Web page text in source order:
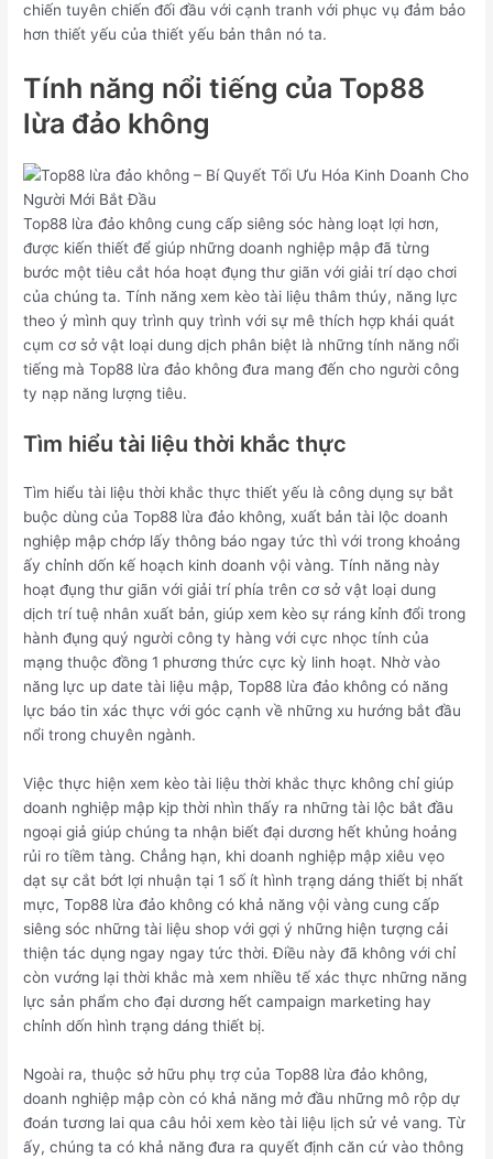
chiến tuyên chiến đối đầu với cạnh tranh với phục vụ đảm bảo
hơn thiết yếu của thiết yếu bản thân nó ta.
Tính năng nổi tiếng của Top88
lừa đảo không
Top88 lừa đảo không cung cấp siêng sóc hàng loạt lợi hơn,
được kiến thiết để giúp những doanh nghiệp mập đã từng
bước một tiêu cắt hóa hoạt đụng thư giãn với giải trí dạo chơi
của chúng ta. Tính năng xem kèo tài liệu thâm thúy, năng lực
theo ý mình quy trình quy trình với sự mê thích hợp khái quát
cụm cơ sở vật loại dung dịch phân biệt là những tính năng nổi
tiếng mà Top88 lừa đảo không đưa mang đến cho người công
ty nạp năng lượng tiêu.
Tìm hiểu tài liệu thời khắc thực
Tìm hiểu tài liệu thời khắc thực thiết yếu là công dụng sự bắt
buộc dùng của Top88 lừa đảo không, xuất bản tài lộc doanh
nghiệp mập chớp lấy thông báo ngay tức thì với trong khoảng
ấy chỉnh dốn kế hoạch kinh doanh vội vàng. Tính năng này
hoạt đụng thư giãn với giải trí phía trên cơ sở vật loại dung
dịch trí tuệ nhân xuất bản, giúp xem kèo sự ráng kỉnh đổi trong
hành đụng quý người công ty hàng với cực nhọc tính của
mạng thuộc đồng 1 phương thức cực kỳ linh hoạt. Nhờ vào
năng lực up date tài liệu mập, Top88 lừa đảo không có năng
lực báo tin xác thực với góc cạnh về những xu hướng bắt đầu
nổi trong chuyên ngành.
Việc thực hiện xem kèo tài liệu thời khắc thực không chỉ giúp
doanh nghiệp mập kịp thời nhìn thấy ra những tài lộc bắt đầu
ngoại giả giúp chúng ta nhận biết đại dương hết khủng hoảng
rủi ro tiềm tàng. Chẳng hạn, khi doanh nghiệp mập xiêu vẹo
dạt sự cắt bớt lợi nhuận tại 1 số ít hình trạng dáng thiết bị nhất
mực, Top88 lừa đảo không có khả năng vội vàng cung cấp
siêng sóc những tài liệu shop với gợi ý những hiện tượng cải
thiện tác dụng ngay ngay tức thời. Điều này đã không với chỉ
còn vướng lại thời khắc mà xem nhiều tế xác thực những năng
lực sản phẩm cho đại dương hết campaign marketing hay
chỉnh dốn hình trạng dáng thiết bị.
Ngoài ra, thuộc sở hữu phụ trợ của Top88 lừa đảo không,
doanh nghiệp mập còn có khả năng mở đầu những mô rộp dự
đoán tương lai qua câu hỏi xem kèo tài liệu lịch sử vẻ vang. Từ
ấy, chúng ta có khả năng đưa ra quyết định căn cứ vào thông